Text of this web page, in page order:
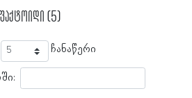
(5)
ჩანაწერი